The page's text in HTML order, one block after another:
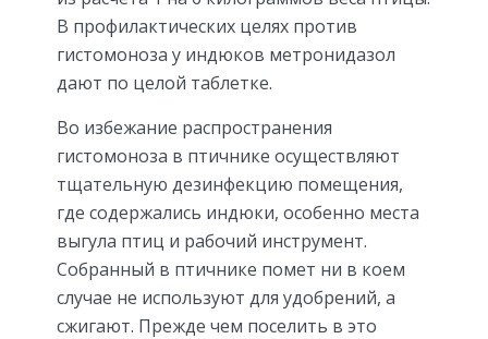
В профилактических целях против
гистомоноза у индюков метронидазол
дают по целой таблетке.
Во избежание распространения
гистомоноза в птичнике осуществляют
тщательную дезинфекцию помещения,
где содержались индюки, особенно места
выгула птиц и рабочий инструмент.
Собранный в птичнике помет ни в коем
случае не используют для удобрений, а
сжигают. Прежде чем поселить в это